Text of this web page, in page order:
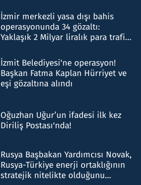
İzmir merkezli yasa dışı bahis
operasyonunda 34 gözaltı:
Yaklaşık 2 Milyar liralık para trafiği
İzmit Belediyesi'ne operasyon!
Başkan Fatma Kaplan Hürriyet ve
eşi gözaltına alındı
Oğuzhan Uğur’un ifadesi ilk kez
Diriliş Postası'nda!
Rusya Başbakan Yardımcısı Novak,
Rusya-Türkiye enerji ortaklığının
stratejik nitelikte olduğunu